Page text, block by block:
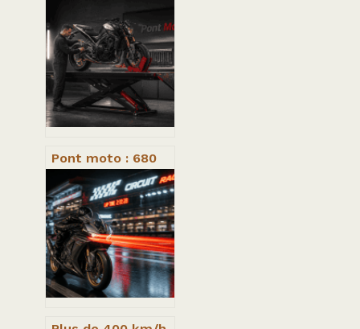
4 critères
indispensables
pour protéger
votre optique des
vibrations
Pont moto : 680
kg de charge et 4
critères
techniques pour
un atelier
sécurisé